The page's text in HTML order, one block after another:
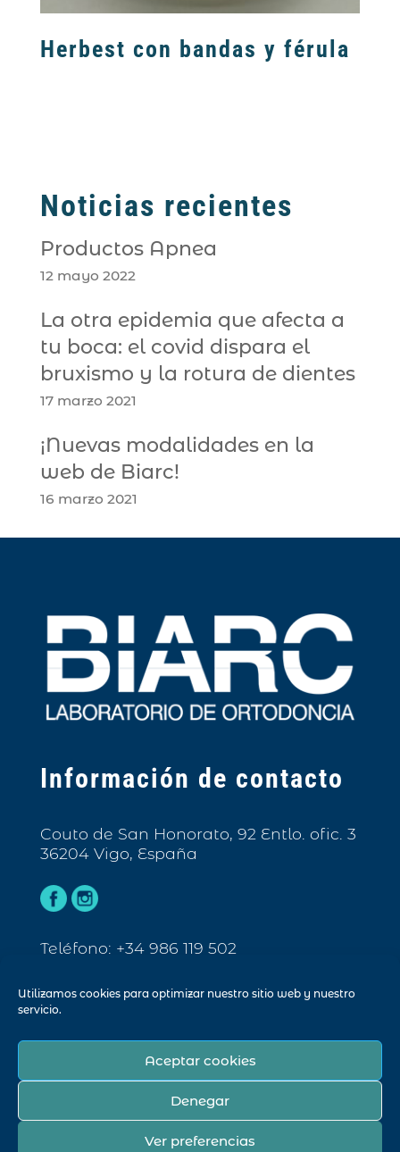
Utilizamos cookies para optimizar nuestro sitio web y nuestro
servicio.
Aceptar cookies
Denegar
Ver preferencias
Herbest con bandas y férula
Noticias recientes
Productos Apnea
12 mayo 2022
La otra epidemia que afecta a
tu boca: el covid dispara el
bruxismo y la rotura de dientes
17 marzo 2021
¡Nuevas modalidades en la
web de Biarc!
16 marzo 2021
Información de contacto
Couto de San Honorato, 92 Entlo. ofic. 3
36204 Vigo, España
Teléfono: +34 986 119 502
© Biarc 2023. Todos los derechos
reservados.